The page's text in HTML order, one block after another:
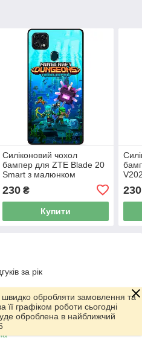
Силіконовий чохол
бампер для ZTE Blade 20
Smart з малюнком
230₴
Купити
230
за рік
Суббота - Воскресенье
обробляти замовлення та
її графіком роботи сьогодні
оброблена в найближчий